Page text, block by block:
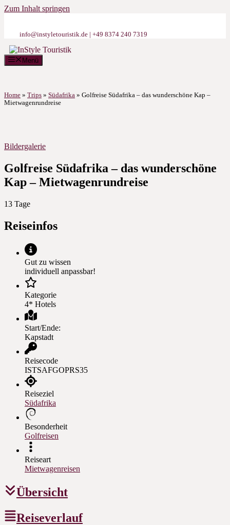
Zum Inhalt springen
info@instyletouristik.de | +49 8374 240 7319
Menü
Home » Trips » Südafrika » Golfreise Südafrika – das wunderschöne Kap –
Mietwagenrundreise
Bildergalerie
Golfreise Südafrika – das wunderschöne
Kap – Mietwagenrundreise
13 Tage
Reiseinfos
Gut zu wissen
individuell anpassbar!
Kategorie
4* Hotels
Start/Ende:
Kapstadt
Reisecode
ISTSAFGOPRS35
Reiseziel
Südafrika
Besonderheit
Golfreisen
Reiseart
Mietwagenreisen
Übersicht
Reiseverlauf